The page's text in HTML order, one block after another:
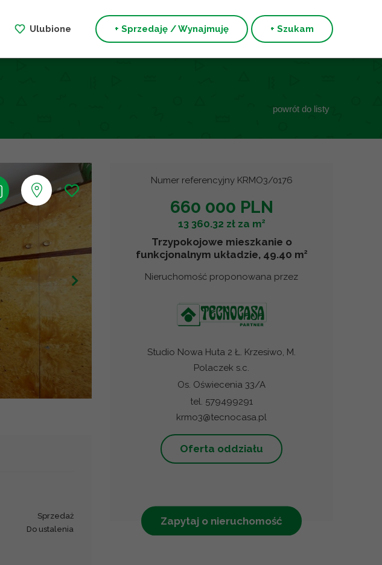
Ulubione + Sprzedaję / Wynajmuję + Szukam
powrót do listy
Numer referencyjny KRMO3/0176
660 000 PLN
13 360.32 zł za m2
Trzypokojowe mieszkanie o
funkcjonalnym układzie, 49.40 m2
Nieruchomość proponowana przez
Studio Nowa Huta 2 Ł. Krzesiwo, M.
Polaczek s.c.
Os. Oświecenia 33/A
tel. 579499291
krmo3@tecnocasa.pl
Oferta oddziału
Zapytaj o nieruchomość
©
sprzedaż
Do ustalenia